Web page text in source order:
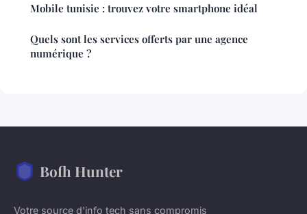
Mobile tunisie : trouvez votre smartphone idéal
Quels sont les services offerts par une agence
numérique ?
Bofh Hunter
Votre source d'info tech sans compromis